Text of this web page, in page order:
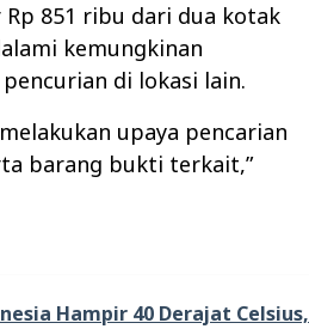
851 ribu dari dua kotak
kemungkinan
di lokasi lain.
upaya pencarian
barang bukti terkait,”
Hampir 40 Derajat Celsius,